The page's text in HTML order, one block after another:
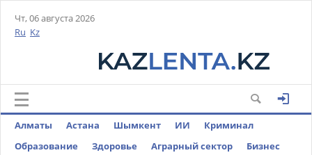
Чт, 06 августа 2026
Ru Kz
Алматы Астана Шымкент ИИ
Криминал
Образование
Здоровье Аграрный сектор
Бизнес